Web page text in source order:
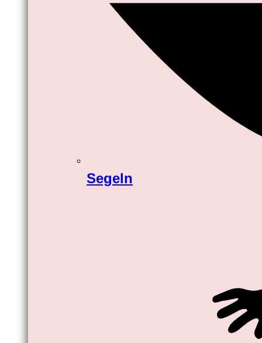
Segeln